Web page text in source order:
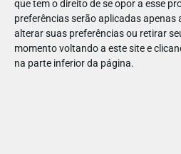
que tem o direito de se opor a esse
preferências serão aplicadas apenas
alterar suas preferências ou retirar
momento voltando a este site e
na parte inferior da página.
famílias com a instituição, quais
e as regras de funcionamento.
profissionais – o ambiente é
• Depois da escolha, visite com